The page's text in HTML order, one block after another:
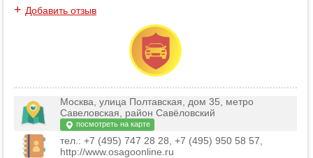
+ Добавить отзыв
Москва, улица Полтавская, дом 35, метро
Савеловская, район Савёловский
посмотреть на карте
тел.: +7 (495) 747 28 28, +7 (495) 950 58 57,
http://www.osagoonline.ru